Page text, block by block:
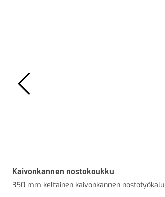
Kaivonkannen nostokoukku
350 mm keltainen kaivonkannen nostotyökalu